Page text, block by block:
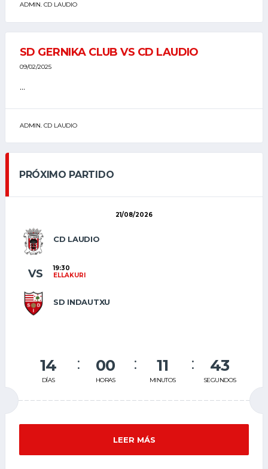
ADMIN. CD LAUDIO
SD GERNIKA CLUB VS CD LAUDIO
09/02/2025
...
ADMIN. CD LAUDIO
PRÓXIMO PARTIDO
21/08/2026
CD LAUDIO
SD INDAUTXU
VS
19:30
ELLAKURI
14
DÍAS
00
HORAS
11
MINUTOS
43
SEGUNDOS
LEER MÁS